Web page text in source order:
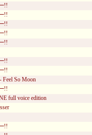
Feel So Moon
full voice edition